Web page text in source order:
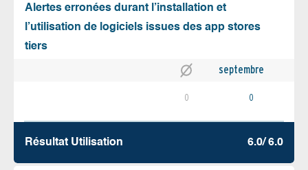
Alertes erronées durant l’installation et
l’utilisation de logiciels issues des app stores
tiers
septembre
0 0
Résultat Utilisation 6.0/ 6.0